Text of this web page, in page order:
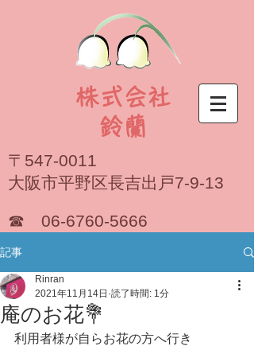
株式会社
​鈴蘭
〒547-0011
大阪市平野区長吉出戸7-9-13
☎ 06-6760-5666
記事
庵のお花💐
Rinran
2021年11月14日 読了時間: 1分
利用者様が自らお花の方へ行き